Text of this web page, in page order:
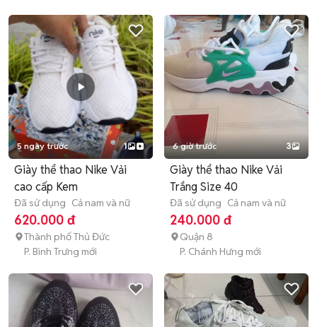
5 ngày trước 1
Giày thể thao Nike Vải
cao cấp Kem
Đã sử dụng Cả nam và nữ
620.000 đ
Thành phố Thủ Đức
P. Bình Trưng mới
6 giờ trước 3
Giày thể thao Nike Vải
Trắng Size 40
Đã sử dụng Cả nam và nữ
240.000 đ
Quận 8
P. Chánh Hưng mới